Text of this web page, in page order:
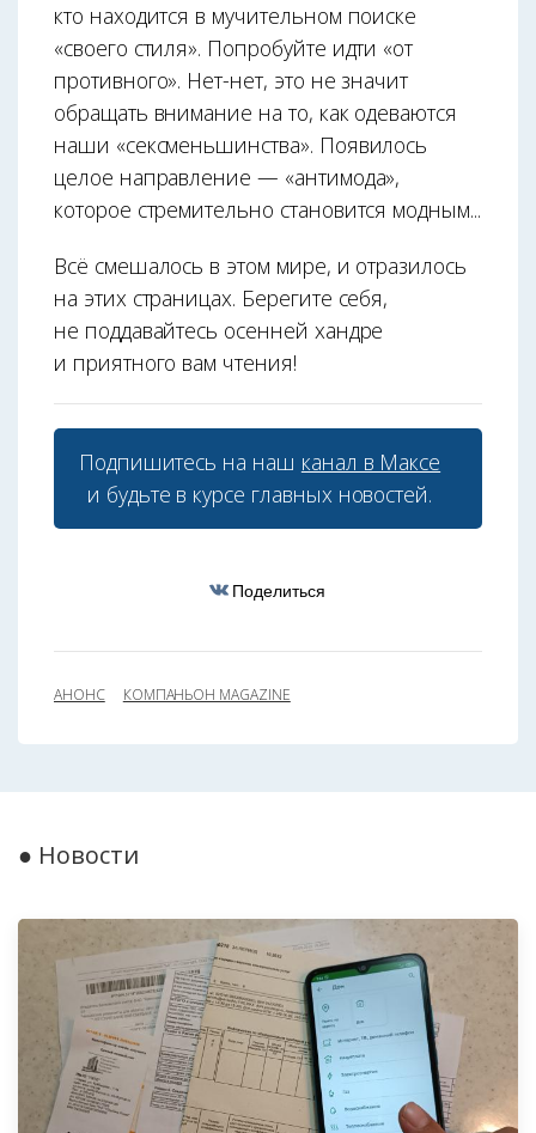
кто находится в мучительном поиске
«своего стиля». Попробуйте идти «от
противного». Нет-нет, это не значит
обращать внимание на то, как одеваются
наши «сексменьшинства». Появилось
целое направление — «антимода»,
которое стремительно становится модным...
Всё смешалось в этом мире, и отразилось
на этих страницах. Берегите себя,
не поддавайтесь осенней хандре
и приятного вам чтения!
Подпишитесь на наш канал в Максе
и будьте в курсе главных новостей.
Поделиться
АНОНС КОМПАНЬОН MAGAZINE
● Новости